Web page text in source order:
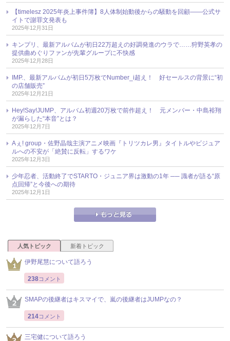
【timelesz 2025年炎上事件簿】8人体制始動後からの騒動を回顧――公式サ
イトで謝罪文発表も
2025年12月31日
キンプリ、最新アルバムが初日22万超えの好調発進のウラで……狩野英孝の
提供曲めぐりファンが先輩グループに不快感
2025年12月28日
IMP.、最新アルバムが初日5万枚でNumber_i超え！ 好セールスの背景に“初
の店舗販売”
2025年12月21日
Hey!Say!JUMP、アルバム初週20万枚で前作超え！ 元メンバー・中島裕翔
が漏らした“本音”とは？
2025年12月7日
Aぇ! group・佐野晶哉主演アニメ映画『トリツカレ男』タイトルやビジュア
ルへの不安が「絶賛に反転」するワケ
2025年12月3日
少年忍者、活動終了でSTARTO・ジュニア界は激動の1年 ── 識者が語る“原
点回帰”と今後への期待
2025年12月1日
人気トピック 新着トピック
伊野尾慧について語ろう
238コメント
SMAPの後継者はキスマイで、嵐の後継者はJUMPなの？
214コメント
三宅健について語ろう